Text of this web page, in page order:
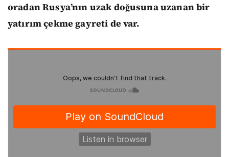
oradan Rusya’nın uzak doğusuna uzanan bir
yatırım çekme gayreti de var.